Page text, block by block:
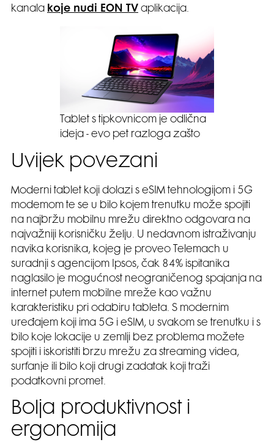
kanala koje nudi EON TV aplikacija.
Tablet s tipkovnicom je odlična
ideja - evo pet razloga zašto
Uvijek povezani
Moderni tablet koji dolazi s eSIM tehnologijom i 5G
modemom te se u bilo kojem trenutku može spojiti
na najbržu mobilnu mrežu direktno odgovara na
najvažniji korisničku želju. U nedavnom istraživanju
navika korisnika, kojeg je proveo Telemach u
suradnji s agencijom Ipsos, čak 84% ispitanika
naglasilo je mogućnost neograničenog spajanja na
internet putem mobilne mreže kao važnu
karakteristiku pri odabiru tableta. S modernim
uređajem koji ima 5G i eSIM, u svakom se trenutku i s
bilo koje lokacije u zemlji bez problema možete
spojiti i iskoristiti brzu mrežu za streaming videa,
surfanje ili bilo koji drugi zadatak koji traži
podatkovni promet.
Bolja produktivnost i
ergonomija